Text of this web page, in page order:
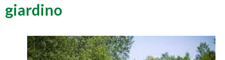
giardino